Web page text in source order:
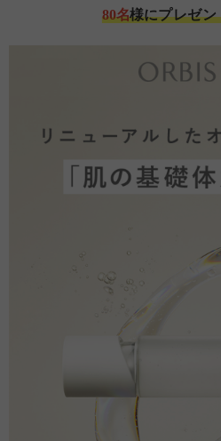
80名様にプレゼン